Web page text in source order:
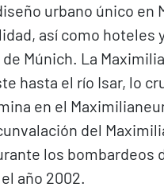
urbano único en
así como hoteles
Múnich. La
hasta el río Isar, lo
en el
del
los bombardeos
año 2002.